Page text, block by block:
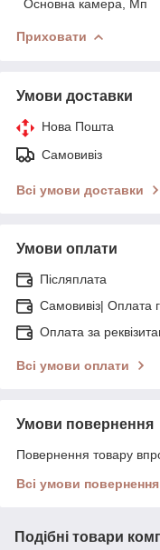
Основна камера, Мп
Приховати
Умови доставки
Нова Пошта
Самовивіз
Всі умови доставки
Умови оплати
Післяплата
Самовивіз| Оплата
Оплата за
Всі умови оплати
Умови повернення
Повернення товару
Всі умови повернення
Подібні товари